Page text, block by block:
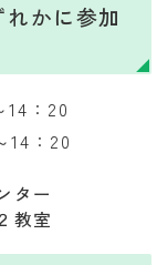
かに参加
14：20
14：20
ター
教室